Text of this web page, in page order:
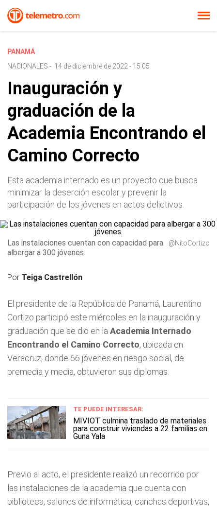
PANAMÁ
NACIONALES - 14 de diciembre de 2022 - 15:05
Inauguración y
graduación de la
Academia Encontrando el
Camino Correcto
Esta academia internado es un proyecto que busca
minimizar la deserción escolar y prevenir la
participación de los jóvenes en actos delictivos.
Las instalaciones cuentan con capacidad para
albergar a 300 jóvenes.
@NitoCortizo
Por Teiga Castrellón
El presidente de la República de Panamá, Laurentino
Cortizo participó este miércoles en la inauguración y
graduación que se dio en la Academia Internado
Encontrando el Camino Correcto, ubicada en
Veracruz, donde 66 jóvenes en riesgo social, de
premedia y media, obtuvieron sus diplomas.
TE PUEDE INTERESAR:
MIVIOT culmina traslado de materiales
para construir viviendas a 22 familias en
Guna Yala
Previo al acto, el presidente realizó un recorrido por
las instalaciones de la academia que cuenta con
biblioteca, salones de informática, canchas deportivas,